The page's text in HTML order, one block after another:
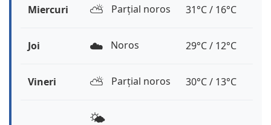
Miercuri ⛅️ Parțial noros 31°C / 16°C
Joi ☁️ Noros 29°C / 12°C
Vineri ⛅️ Parțial noros 30°C / 13°C
🌤️